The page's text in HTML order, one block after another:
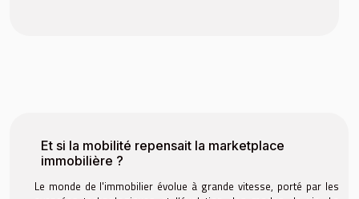
Et si la mobilité repensait la marketplace
immobilière ?
Le monde de l'immobilier évolue à grande vitesse, porté par les